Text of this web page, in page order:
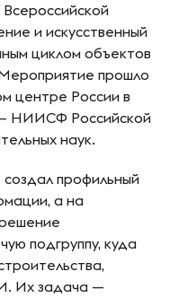
и искусственный
циклом объектов
прошло
центре России в
НИИСФ Российской
наук.
профильный
а на
подгруппу, куда
Их задача —